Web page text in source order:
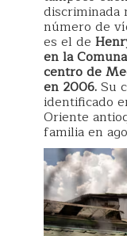
discriminada
número de
es el de
en la
centro de
en 2006.Su
identificado
Oriente
familia en